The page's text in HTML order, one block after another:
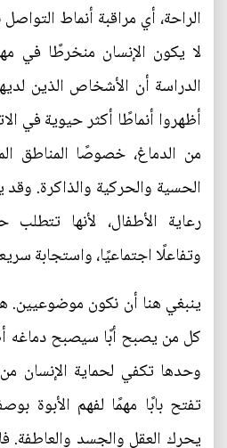
الراحة، أي مراقبة أنماط
لا يكون الإنسان منخرطًا في
الدراسة أن الأشخاص الذين
أظهروا أنماطًا أكثر حيوية في
من الدماغ، خصوصًا المناطق
الحسية والحركية والذاكرة.
رعاية الأطفال، لأنها تتطلب
وتفاعلًا اجتماعيًا، واستجابة
ينبغي هنا أن نكون موضوعيين.
كل من يصبح أبًا سيصبح دماغه
وحدها تكفي لحماية الإنسان من
تفتح بابًا مهمًا لفهم الأبوة
يحرك العقل والجسد والعاطفة.